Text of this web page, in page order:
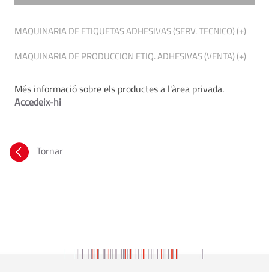
MAQUINARIA DE ETIQUETAS ADHESIVAS (SERV. TECNICO) (+)
MAQUINARIA DE PRODUCCION ETIQ. ADHESIVAS (VENTA) (+)
Més informació sobre els productes a l'àrea privada.
Accedeix-hi
Tornar